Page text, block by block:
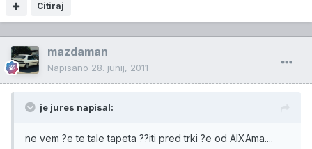
Citiraj
mazdaman
Napisano 28. junij, 2011
je jures napisal:
ne vem ?e te tale tapeta ??iti pred trki ?e od AIXAma....